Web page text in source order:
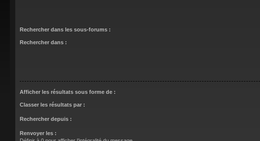
Rechercher dans les sous-forums :
Rechercher dans :
Afficher les résultats sous forme de :
Classer les résultats par :
Rechercher depuis :
Renvoyer les :